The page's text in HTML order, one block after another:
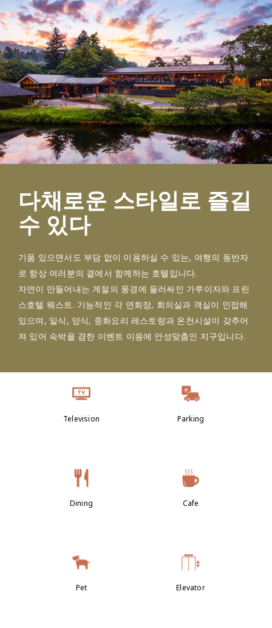
다채로운 스타일로 즐길
수 있다
기품 있으면서도 부담 없이 이용하실 수 있는, 여행의 동반자
로 항상 여러분의 곁에서 함께하는 호텔입니다.
자연이 만들어내는 계절의 풍경에 둘러싸인 가루이자와 프린
스호텔 웨스트. 기능적인 각 연회장, 회의실과 객실이 인접해
있으며, 일식, 양식, 중화요리 레스토랑과 온천시설이 갖추어
져 있어 숙박을 겸한 이벤트 이용에 안성맞춤인 지구입니다.
Television Parking
Dining Cafe
Pet Elevator